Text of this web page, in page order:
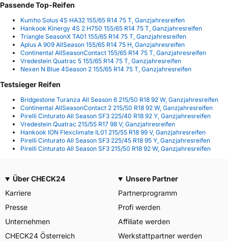
Passende Top-Reifen
Kumho Solus 4S HA32 155/65 R14 75 T, Ganzjahresreifen
Hankook Kinergy 4S 2 H750 155/65 R14 75 T, Ganzjahresreifen
Triangle SeasonX TA01 155/65 R14 75 T, Ganzjahresreifen
Aplus A 909 AllSeason 155/65 R14 75 H, Ganzjahresreifen
Continental AllSeasonContact 155/65 R14 75 T, Ganzjahresreifen
Vredestein Quatrac 5 155/65 R14 75 T, Ganzjahresreifen
Nexen N Blue 4Season 2 155/65 R14 75 T, Ganzjahresreifen
Testsieger Reifen
Bridgestone Turanza All Season 6 215/50 R18 92 W, Ganzjahresreifen
Continental AllSeasonContact 2 215/50 R18 92 W, Ganzjahresreifen
Pirelli Cinturato All Season SF3 225/40 R18 92 Y, Ganzjahresreifen
Vredestein Quatrac 215/55 R17 98 V, Ganzjahresreifen
Hankook ION Flexclimate IL01 215/55 R18 99 V, Ganzjahresreifen
Pirelli Cinturato All Season SF3 225/45 R18 95 Y, Ganzjahresreifen
Pirelli Cinturato All Season SF3 215/50 R18 92 W, Ganzjahresreifen
Über CHECK24
Karriere
Presse
Unternehmen
CHECK24 Österreich
Unsere Partner
Partnerprogramm
Profi werden
Affiliate werden
Werkstattpartner werden